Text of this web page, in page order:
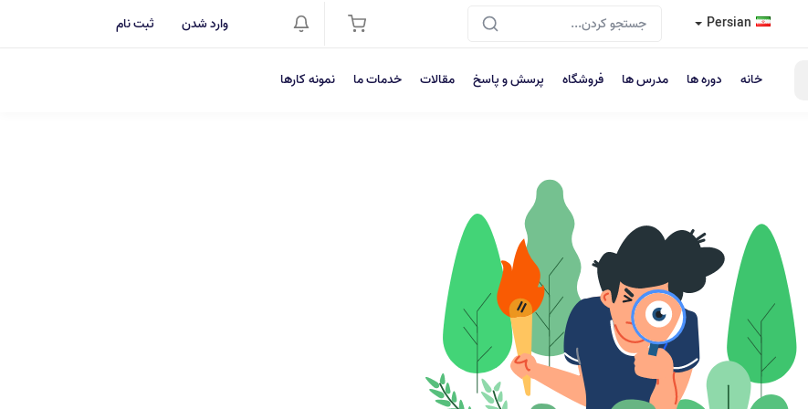
Persian وارد شدن ثبت نام
خانه دوره ها مدرس ها فروشگاه پرسش و پاسخ مقالات خدمات ما نمونه کارها